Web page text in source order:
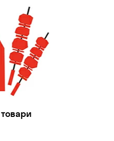
товари